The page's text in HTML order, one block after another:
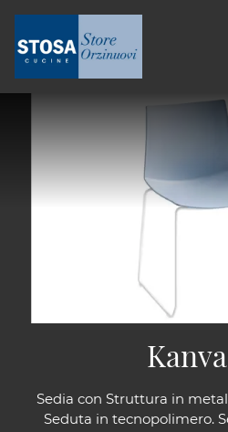
Sedia con Struttura in
Seduta in tecnopolimero.